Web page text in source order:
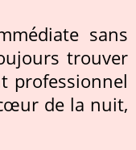
sans
trouver
professionnel
de la nuit,